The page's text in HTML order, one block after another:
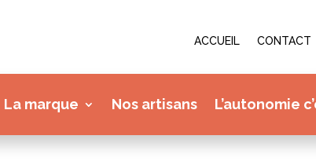
ACCUEIL CONTACT
La marque Nos artisans L’autonomie